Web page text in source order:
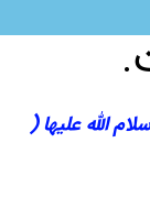
الله علیها (